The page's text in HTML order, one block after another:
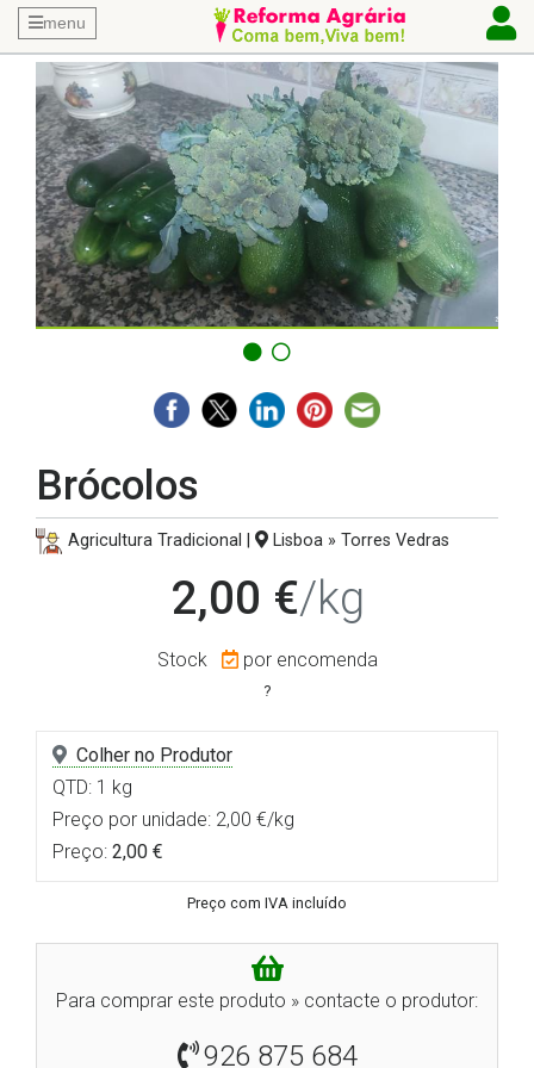
menu
Brócolos
Agricultura Tradicional | Lisboa » Torres Vedras
2,00 €/kg
Stock por encomenda
?
Colher no Produtor
QTD: 1 kg
Preço por unidade: 2,00 €/kg
Preço: 2,00 €
Preço com IVA incluído
Para comprar este produto » contacte o produtor:
926 875 684